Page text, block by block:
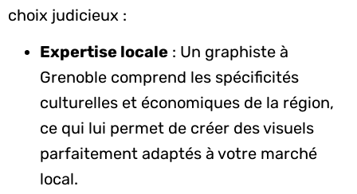
choix judicieux :
Expertise locale : Un graphiste à
Grenoble comprend les spécificités
culturelles et économiques de la région,
ce qui lui permet de créer des visuels
parfaitement adaptés à votre marché
local.